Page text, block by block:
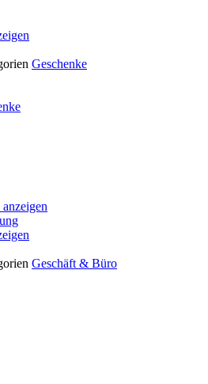
Geschenke
Geschäft & Büro